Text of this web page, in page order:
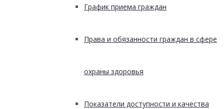
График приема граждан
Права и обязанности граждан в сфере
охраны здоровья
Показатели доступности и качества